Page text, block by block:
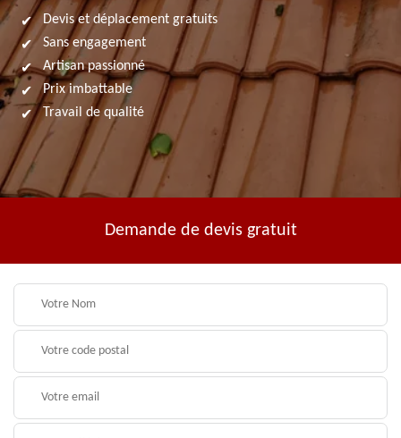
Devis et déplacement gratuits
Sans engagement
Artisan passionné
Prix imbattable
Travail de qualité
Demande de devis gratuit